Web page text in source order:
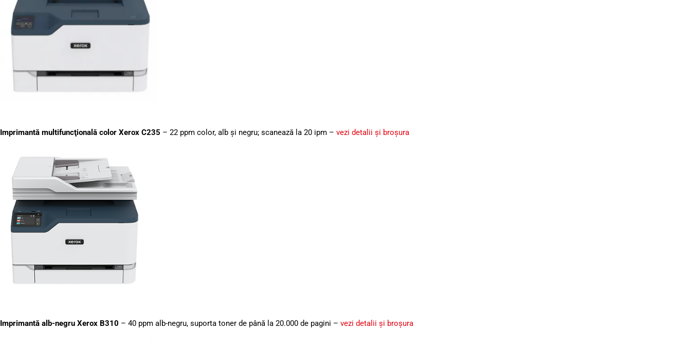
Imprimantă multifuncţională color Xerox C235 – 22 ppm color, alb și negru; scanează la 20 ipm – vezi detalii şi broşura
Imprimantă alb-negru Xerox B310 – 40 ppm alb-negru, suporta toner de până la 20.000 de pagini – vezi detalii şi broşura